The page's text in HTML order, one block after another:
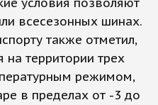
всесезонных шинах.
также отметил,
на территории трех
режимом,
в пределах от -3 до